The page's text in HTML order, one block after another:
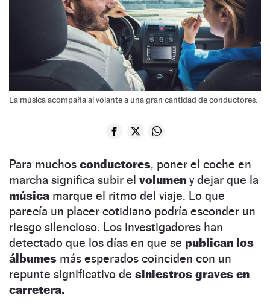
La música acompaña al volante a una gran cantidad de conductores.
Para muchos conductores, poner el coche en
marcha significa subir el volumen y dejar que la
música marque el ritmo del viaje. Lo que
parecía un placer cotidiano podría esconder un
riesgo silencioso. Los investigadores han
detectado que los días en que se publican los
álbumes más esperados coinciden con un
repunte significativo de siniestros graves en
carretera.